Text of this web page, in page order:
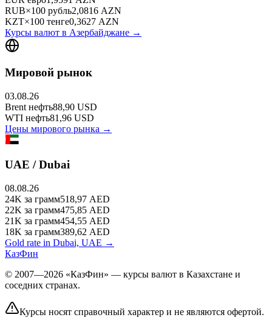
RUB×100 рубль2,0816 AZN
KZT×100 тенге0,3627 AZN
Курсы валют в Азербайджане →
Мировой рынок
03.08.26
Brent нефть88,90 USD
WTI нефть81,96 USD
Цены мирового рынка →
UAE / Dubai
08.08.26
24K за грамм518,97 AED
22K за грамм475,85 AED
21K за грамм454,55 AED
18K за грамм389,62 AED
Gold rate in Dubai, UAE →
КазФин
© 2007—2026 «КазФин» — курсы валют в Казахстане и
соседних странах.
Курсы носят справочный характер и не являются офертой.